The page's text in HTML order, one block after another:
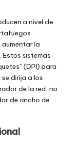
a nivel de
la
sistemas
(DPI) para
dirija a los
de la red, no
de ancho de